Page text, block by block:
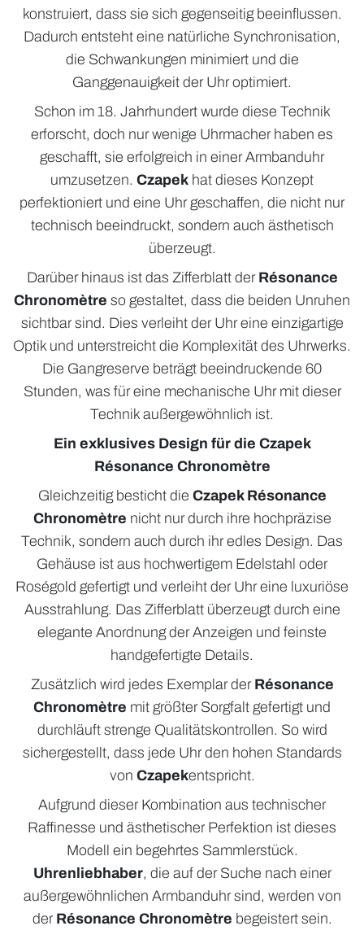
konstruiert, dass sie sich gegenseitig beeinflussen.
Dadurch entsteht eine natürliche Synchronisation,
die Schwankungen minimiert und die
Ganggenauigkeit der Uhr optimiert.
Schon im 18. Jahrhundert wurde diese Technik
erforscht, doch nur wenige Uhrmacher haben es
geschafft, sie erfolgreich in einer Armbanduhr
umzusetzen. Czapek hat dieses Konzept
perfektioniert und eine Uhr geschaffen, die nicht nur
technisch beeindruckt, sondern auch ästhetisch
überzeugt.
Darüber hinaus ist das Zifferblatt der Résonance
Chronomètre so gestaltet, dass die beiden Unruhen
sichtbar sind. Dies verleiht der Uhr eine einzigartige
Optik und unterstreicht die Komplexität des Uhrwerks.
Die Gangreserve beträgt beeindruckende 60
Stunden, was für eine mechanische Uhr mit dieser
Technik außergewöhnlich ist.
Ein exklusives Design für die Czapek
Résonance Chronomètre
Gleichzeitig besticht die Czapek Résonance
Chronomètre nicht nur durch ihre hochpräzise
Technik, sondern auch durch ihr edles Design. Das
Gehäuse ist aus hochwertigem Edelstahl oder
Roségold gefertigt und verleiht der Uhr eine luxuriöse
Ausstrahlung. Das Zifferblatt überzeugt durch eine
elegante Anordnung der Anzeigen und feinste
handgefertigte Details.
Zusätzlich wird jedes Exemplar der Résonance
Chronomètre mit größter Sorgfalt gefertigt und
durchläuft strenge Qualitätskontrollen. So wird
sichergestellt, dass jede Uhr den hohen Standards
von Czapekentspricht.
Aufgrund dieser Kombination aus technischer
Raffinesse und ästhetischer Perfektion ist dieses
Modell ein begehrtes Sammlerstück.
Uhrenliebhaber, die auf der Suche nach einer
außergewöhnlichen Armbanduhr sind, werden von
der Résonance Chronomètre begeistert sein.